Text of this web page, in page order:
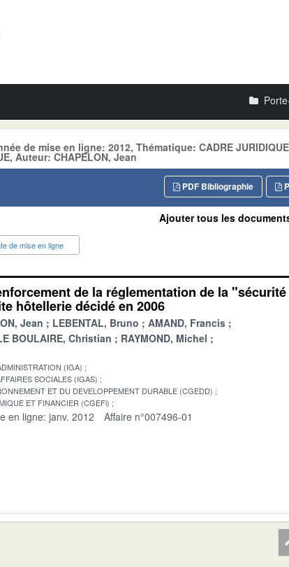
de mise en ligne: 2012, Thématique: CADRE
Auteur: CHAPELON, Jean
PDF Bibliographie
de mise en ligne
Ajouter tous les
de la réglementation de la "sécurité
hôtellerie décidé en 2006
Jean LEBENTAL, Bruno
AMAND, Francis
BOULAIRE, Christian
RAYMOND, Michel
(IGA)
SOCIALES (IGAS)
ET DU DEVELOPPEMENT DURABLE (CGEDD)
ET FINANCIER (CGEFi)
en ligne: janv. 2012 Affaire n°007496-01